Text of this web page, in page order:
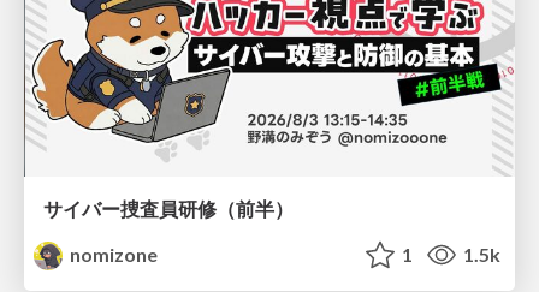
サイバー捜査員研修（前半）
nomizone
1 1.5k